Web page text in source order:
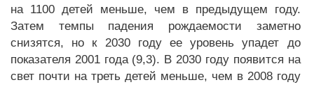
на 1100 детей меньше, чем в предыдущем году.
Затем темпы падения рождаемости заметно
снизятся, но к 2030 году ее уровень упадет до
показателя 2001 года (9,3). В 2030 году появится на
свет почти на треть детей меньше, чем в 2008 году